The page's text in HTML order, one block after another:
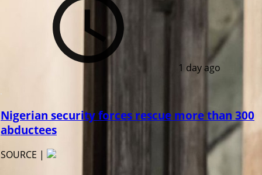
1 day ago
Nigerian security forces rescue more than 300
abductees
SOURCE |